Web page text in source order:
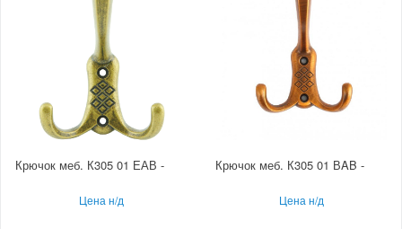
Крючок меб. К305 01 ЕАВ -
Цена н/д
Крючок меб. К305 01 ВAB -
Цена н/д